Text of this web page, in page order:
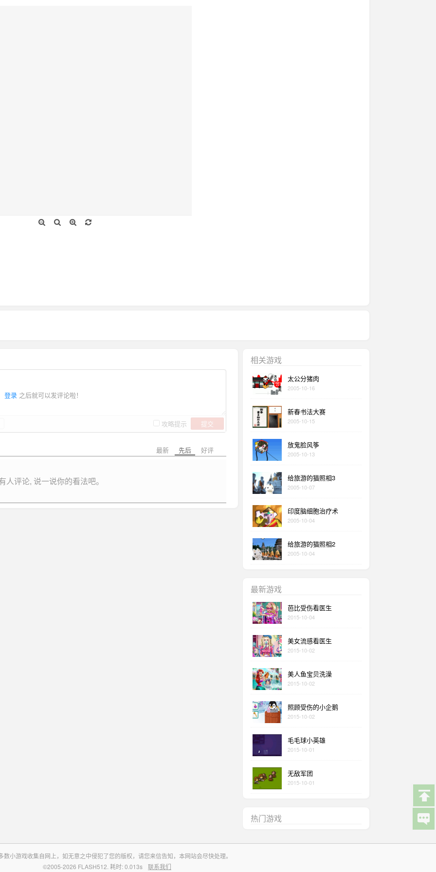
登录 之后就可以发评论啦！
攻略提示 提交
最新 先后 好评
人评论, 说一说你的看法吧。
相关游戏
太公分猪肉
2005-10-16
新春书法大赛
2005-10-15
放鬼脸风筝
2005-10-13
给旅游的猫照相3
2005-10-07
印度脑细胞治疗术
2005-10-04
给旅游的猫照相2
2005-10-04
最新游戏
芭比受伤看医生
2015-10-04
美女流感看医生
2015-10-02
美人鱼宝贝洗澡
2015-10-02
照顾受伤的小企鹅
2015-10-02
毛毛球小英雄
2015-10-01
无敌军团
2015-10-01
热门游戏
数小游戏收集自网上，如无意之中侵犯了您的版权，请您来信告知，本网站会尽快处理。
©2005-2026 FLASH512. 耗时: 0.013s
联系我们